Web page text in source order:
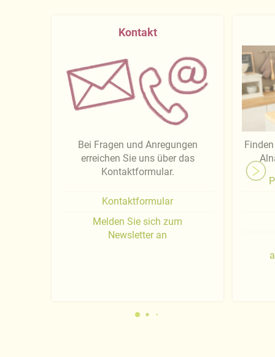
Kontakt
Bei Fragen und Anregungen
erreichen Sie uns über das
Kontaktformular.
Kontaktformular
Melden Sie sich zum
Newsletter an